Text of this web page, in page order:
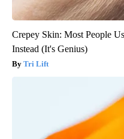
Crepey Skin: Most People
Instead (It's Genius)
Tri Lift